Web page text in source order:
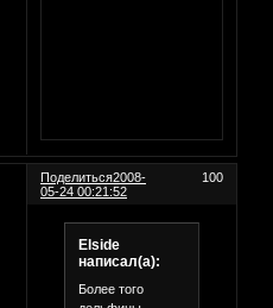
Поделиться 100
2008-
05-24 00:21:52
Elside
написал(а):
Более того